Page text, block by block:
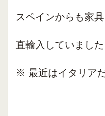
スペインからも家
直輸入していました
※ 最近はイタリア